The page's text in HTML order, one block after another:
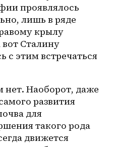
проявлялось
лишь в ряде
крылу
Сталину
с этим встречаться
нет. Наоборот, даже
развития
для
такого рода
движется